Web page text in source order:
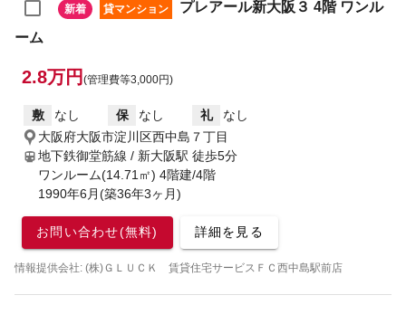
新着 貸マンション
プレアール新大阪３ 4階 ワンル
ーム
2.8万円 (管理費等3,000円)
敷 なし 保 なし 礼
なし
大阪府大阪市淀川区西中島７丁目
地下鉄御堂筋線 / 新大阪駅 徒歩5分
ワンルーム(14.71㎡) 4階建/4階
1990年6月(築36年3ヶ月)
お問い合わせ(無料) 詳細を見る
情報提供会社: (株)ＧＬＵＣＫ 賃貸住宅サービスＦＣ西中島駅前店